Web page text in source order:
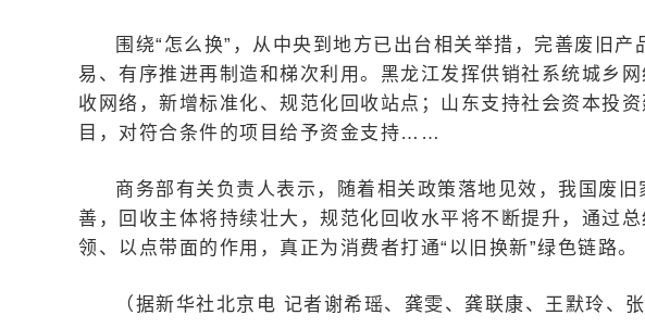
围绕“怎么换”，从中央到地方已出台相关举措，完善废旧
易、有序推进再制造和梯次利用。黑龙江发挥供销社系统城乡
收网络，新增标准化、规范化回收站点；山东支持社会资本投
目，对符合条件的项目给予资金支持……
商务部有关负责人表示，随着相关政策落地见效，我国废
善，回收主体将持续壮大，规范化回收水平将不断提升，通过
领、以点带面的作用，真正为消费者打通“以旧换新”绿色链路。
（据新华社北京电 记者谢希瑶、龚雯、龚联康、王默玲、张